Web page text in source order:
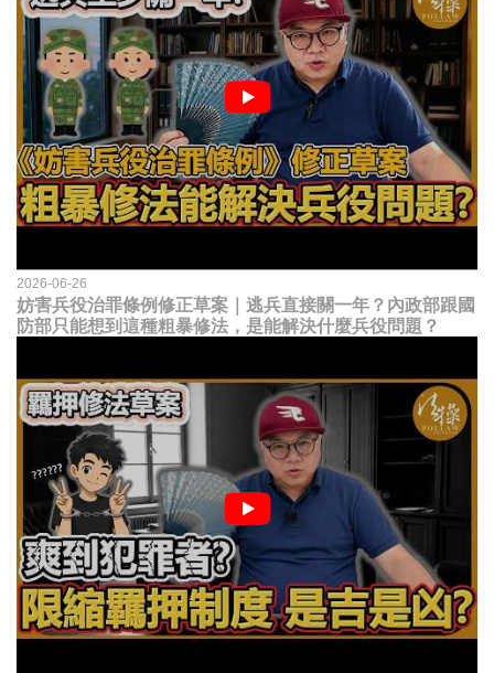
2026-06-26
妨害兵役治罪條例修正草案｜逃兵直接關一年？內政部跟國
防部只能想到這種粗暴修法，是能解決什麼兵役問題？